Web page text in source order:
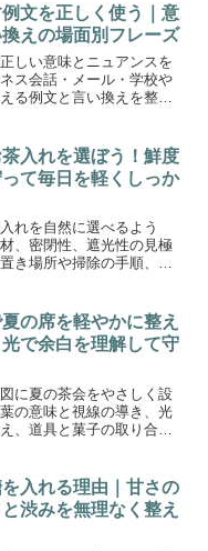
文を正しく使う｜意
えの場面別フレーズ
しい意味とニュアンスを
ス会話・メール・学校や
る例文と言い換えを整
入れを選ぼう！鮮度
て毎日を軽くしっか
れを自然に選べるよう
、密閉性、遮光性の見極
き場所や掃除の手順、詰
の席を軽やかに整え
で余白を理解して守
に夏の茶会をやさしく設
の意味と視線の導き、光
、道具と菓子の取り合わ
入れる理由｜甘さの
渋みを無理なく整え